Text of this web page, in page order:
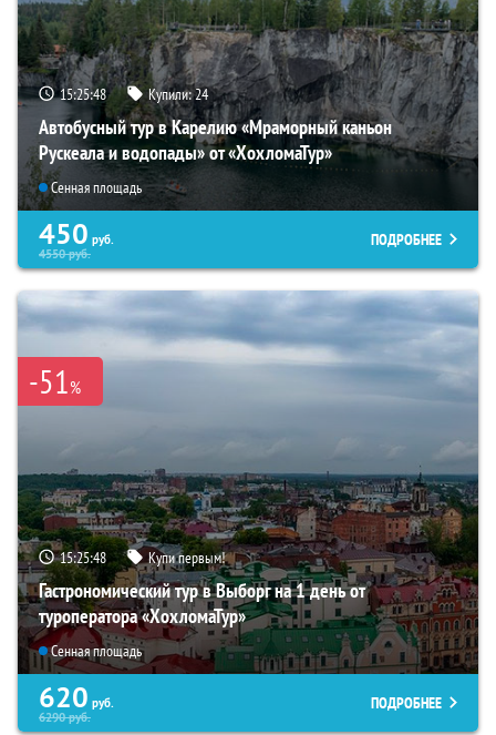
15:25:47 Купили:24
Автобусный тур в Карелию «Мраморный каньон
Рускеала и водопады» от «ХохломаТур»
Сенная площадь
450 руб.
4550руб.
ПОДРОБНЕЕ
-51%
15:25:47 Купи первым!
Гастрономический тур в Выборг на 1 день от
туроператора «ХохломаТур»
Сенная площадь
620 руб.
6290руб.
ПОДРОБНЕЕ